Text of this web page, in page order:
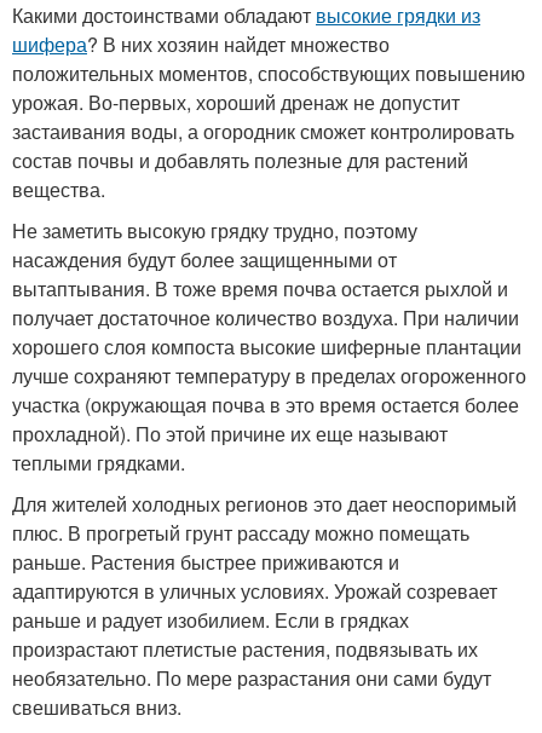
Какими достоинствами обладают высокие грядки из
шифера? В них хозяин найдет множество
положительных моментов, способствующих повышению
урожая. Во-первых, хороший дренаж не допустит
застаивания воды, а огородник сможет контролировать
состав почвы и добавлять полезные для растений
вещества.
Не заметить высокую грядку трудно, поэтому
насаждения будут более защищенными от
вытаптывания. В тоже время почва остается рыхлой и
получает достаточное количество воздуха. При наличии
хорошего слоя компоста высокие шиферные плантации
лучше сохраняют температуру в пределах огороженного
участка (окружающая почва в это время остается более
прохладной). По этой причине их еще называют
теплыми грядками.
Для жителей холодных регионов это дает неоспоримый
плюс. В прогретый грунт рассаду можно помещать
раньше. Растения быстрее приживаются и
адаптируются в уличных условиях. Урожай созревает
раньше и радует изобилием. Если в грядках
произрастают плетистые растения, подвязывать их
необязательно. По мере разрастания они сами будут
свешиваться вниз.